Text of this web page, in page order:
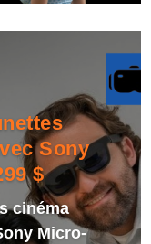
Sony
$
cinéma
Micro-